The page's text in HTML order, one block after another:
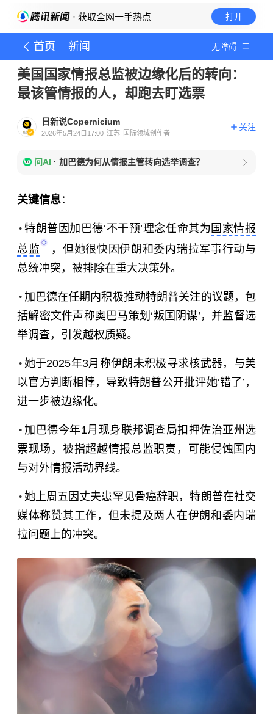
· 获取全网一手热点 打开
首页 新闻 无障碍
美国国家情报总监被边缘化后的转向：
最该管情报的人，却跑去盯选票
日新说Copernicium
2026年5月24日17:00 江苏 国际领域创作者
关注
问AI · 加巴德为何从情报主管转向选举调查？
关键信息：
特朗普因加巴德‘不干预’理念任命其为 国家情报
总监
，但她很快因伊朗和委内瑞拉军事行动与
总统冲突，被排除在重大决策外。
加巴德在任期内积极推动特朗普关注的议题，包
括解密文件声称奥巴马策划‘叛国阴谋’，并监督选
举调查，引发越权质疑。
她于2025年3月称伊朗未积极寻求核武器，与美
以官方判断相悖，导致特朗普公开批评她‘错了’，
进一步被边缘化。
加巴德今年1月现身联邦调查局扣押佐治亚州选
票现场，被指超越情报总监职责，可能侵蚀国内
与对外情报活动界线。
她上周五因丈夫患罕见骨癌辞职，特朗普在社交
媒体称赞其工作，但未提及两人在伊朗和委内瑞
拉问题上的冲突。